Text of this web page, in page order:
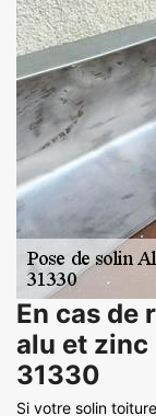
En cas de
alu et zinc
31330
Si votre solin